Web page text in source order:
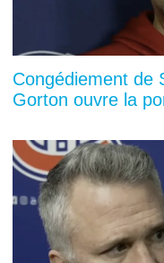
Congédiement de
Gorton ouvre la